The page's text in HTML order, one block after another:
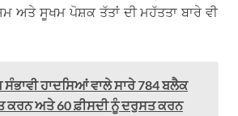
ਅਤੇ ਸੂਖਮ ਪੋਸ਼ਕ ਤੱਤਾਂ ਦੀ ਮਹੱਤਤਾ ਬਾਰੇ ਵੀ
ਸੰਭਾਵੀ ਹਾਦਸਿਆਂ ਵਾਲੇ ਸਾਰੇ 784 ਬਲੈਕ
ਕਰਨ ਅਤੇ 60 ਫ਼ੀਸਦੀ ਨੂੰ ਦਰੁਸਤ ਕਰਨ